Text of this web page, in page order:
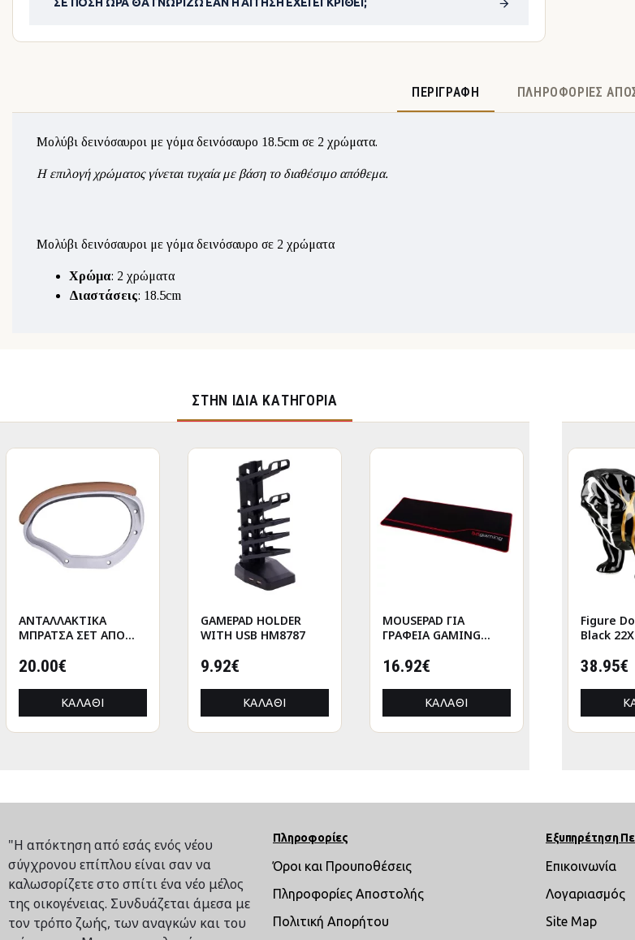
ΠΕΡΙΓΡΑΦΉ ΠΛΗΡΟΦΟΡΊΕΣ
Μολύβι δεινόσαυροι με γόμα δεινόσαυρο 18.5cm σε 2 χρώματα.
Η επιλογή χρώματος γίνεται τυχαία με βάση το διαθέσιμο απόθεμα.
Μολύβι δεινόσαυροι με γόμα δεινόσαυρο σε 2 χρώματα
Χρώμα: 2 χρώματα
Διαστάσεις: 18.5cm
ΣΤΉΝ ΊΔΙΑ ΚΑΤΗΓΟΡΊΑ
ANΤΑΛΛΑΚΤΙΚΑ
ΜΠΡΑΤΣΑ ΣΕΤ ΑΠΟ
20.00€
ΚΑΛΆΘΙ
GAMEPAD HOLDER
WITH USB HM8787
9.92€
ΚΑΛΆΘΙ
MOUSEPAD ΓΙΑ
ΓΡΑΦΕΙΑ GAMING
ΜΑΥΡΟ ΧΡΩΜΑ
16.92€
ΚΑΛΆΘΙ
Aποτριχωτική
Συσκευή Gold Epil 3W
23.29€
ΚΑΛΆΘΙ
Figure Astronaut Poly
White Silver Ποικιλία
11X5X12Cm
13.83€
ΚΑΛΆΘΙ
Figure Cat Porcelain
White 2 Assorted
9.73€
ΚΑΛΆΘΙ
Figure
Black
38.95€
"Η απόκτηση από εσάς ενός νέου
σύγχρονου επίπλου είναι σαν να
καλωσορίζετε στο σπίτι ένα νέο μέλος
της οικογένειας. Συνδυάζεται άμεσα με
τον τρόπο ζωής, των αναγκών και του
Πληροφορίες
Όροι και Προυποθέσεις
Πληροφορίες Αποστολής
Πολιτική Απορήτου
Εξυπηρέτηση
Επικοινωνία
Λογαριασμός
Site Map